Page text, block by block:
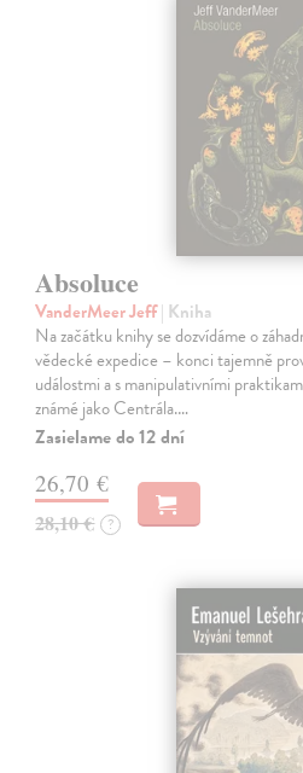
Absoluce
VanderMeer Jeff| Kniha
Na začátku knihy se dozvídáme o
vědecké expedice – konci tajemně
událostmi a s manipulativními
známé jako Centrála.…
Zasielame do 12 dní
26,70 €
28,10 € ?